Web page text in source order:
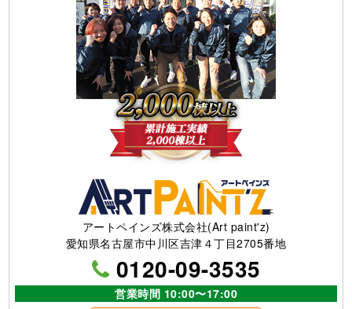
アートペインズ株式会社(Art paint'z)
愛知県名古屋市中川区吉津４丁目2705番地
0120-09-3535
営業時間 10:00〜17:00